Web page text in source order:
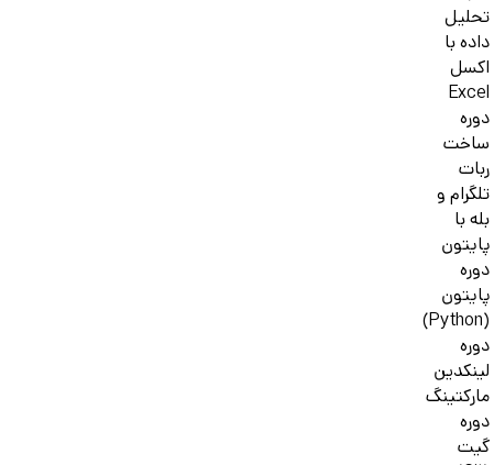
تحلیل
داده با
اکسل
Excel
دوره
ساخت
ربات
تلگرام و
بله با
پایتون
دوره
پایتون
(Python)
دوره
لینکدین
مارکتینگ
دوره
گیت